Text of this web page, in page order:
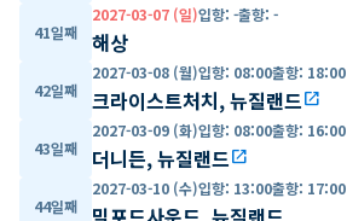
41일째
2027-03-07 (일)입항: -출항: -
해상
42일째
2027-03-08 (월)입항: 08:00출항: 18:00
크라이스트처치, 뉴질랜드open_in_new
43일째
2027-03-09 (화)입항: 08:00출항: 16:00
더니든, 뉴질랜드open_in_new
44일째
2027-03-10 (수)입항: 13:00출항: 17:00